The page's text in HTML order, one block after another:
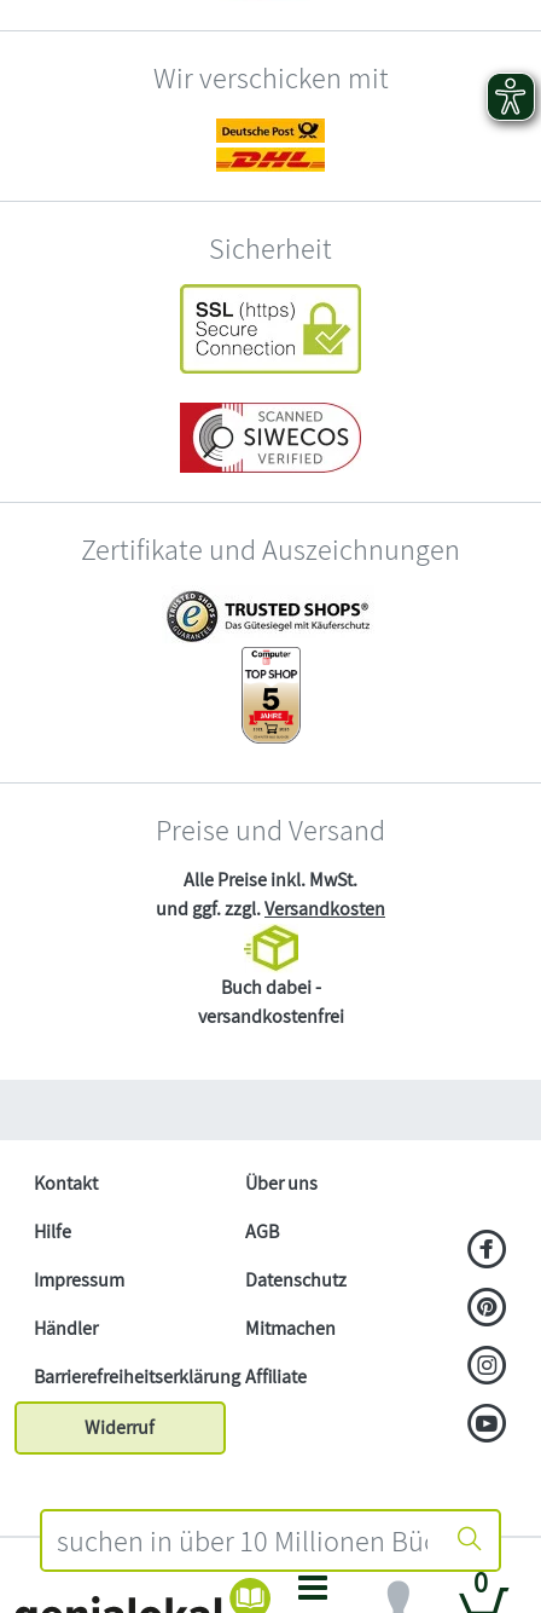
0
Wir verschicken mit
Sicherheit
Zertifikate und Auszeichnungen
Preise und Versand
Alle Preise inkl. MwSt.
und ggf. zzgl.Versandkosten
Buch dabei -
versandkostenfrei
Kontakt
Über uns
Hilfe
AGB
Impressum
Datenschutz
Händler
Mitmachen
BarrierefreiheitserklärungAffiliate
Widerruf